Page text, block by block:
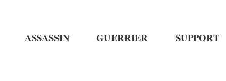
ASSASSIN GUERRIER SUPPORT